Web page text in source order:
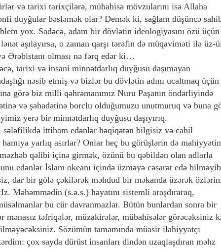
və tarixi tarixçilərə, mübahisə mövzularını isə Allaha
duyğular bəsləmək olar? Demək ki, sağlam düşüncə
yox. Sadəcə, adam bir dövlətin ideologiyasını özü üçün
aşılayırsa, o zaman qarşı tərəfin də müqaviməti ilə üz-
Ərəbistanı olması nə fərq edər ki…
tarixi və insani minnətdarlıq duyğusu daşımayan
nəsib etmiş və bizlər bu dövlətin adını ucaltmaq üçün
görə biz milli qəhrəmanımız Nuru Paşanın öndərliyində
və şəhadətinə borclu olduğumuzu unutmuruq və buna
yerə bir minnətdarlıq duyğusu daşıyırıq.
ittiham edənlər həqiqətən bilgisiz və cahil
yarlıq asırlar? Onlar heç bu görüşlərin də
qəlibi içinə girmək, özünü bu qəbildən olan adlarla
edənlər İslam okeanı içində üzməyə cəsarət edə
dar bir gölə çəkilərək məhdud bir məkanda üzərək
Məhəmmədin (s.ə.s.) həyatını sistemli araşdıraraq,
bu cür davranmazlar. Bütün bunlardan sonra bir
mənasız təfriqələr, müzakirələr, mübahisələr görəcəksiniz
Sözümün tamamında müasir ilahiyyatçı
çox sayda dürüst insanları dindən uzaqlaşdıran məhz